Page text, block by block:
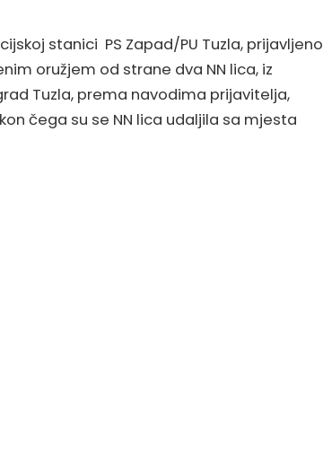
stanici PS Zapad/PU Tuzla, prijavljeno
oružjem od strane dva NN lica, iz
Tuzla, prema navodima prijavitelja,
čega su se NN lica udaljila sa mjesta